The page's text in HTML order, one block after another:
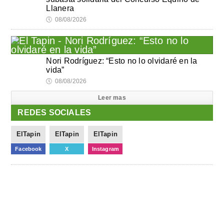
Llanera
🕔 08/08/2026
Nori Rodríguez: “Esto no lo olvidaré en la
vida”
🕔 08/08/2026
Leer mas
REDES SOCIALES
ElTapin
Facebook
ElTapin
X
ElTapin
Instagram